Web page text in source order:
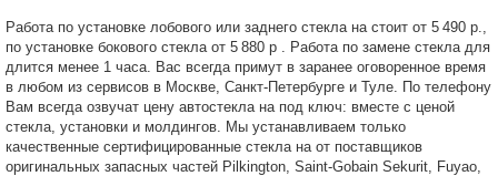
Работа по установке лобового или заднего стекла на стоит от 5 490 р.,
по установке бокового стекла от 5 880 р . Работа по замене стекла для
длится менее 1 часа. Вас всегда примут в заранее оговоренное время
в любом из сервисов в Москве, Санкт-Петербурге и Туле. По телефону
Вам всегда озвучат цену автостекла на под ключ: вместе с ценой
стекла, установки и молдингов. Мы устанавливаем только
качественные сертифицированные стекла на от поставщиков
оригинальных запасных частей Pilkington, Saint-Gobain Sekurit, Fuyao,